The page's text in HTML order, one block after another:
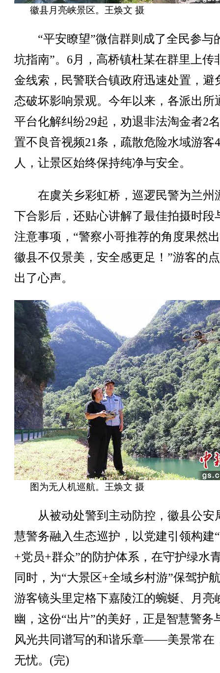
徽县月亮峡景区。王焕文 摄
“平安瞭望”微信群则成了全民参与
坑指南”。6月，高桥镇杜某在群里上传
金线索，民警联合镇政府迅速处置，避
态破坏影响景观。今年以来，各派出所
平台化解纠纷29起，劝退非法淘金者2
置不良音视频21条，疏散危险水域游客
人，让景区始终保持纯净与安全。
在虞关乡彩虹桥，巡逻民警为兰州
下合影后，还贴心讲解了最佳拍摄时段
注意事项，“警察小哥推荐的角度果然
徽县不仅景美，安全感更足！”游客的
出了心声。
图为无人机巡航。王焕文 摄
从被动处警到主动防控，徽县公安
慧警务融入生态巡护，以党建引领构建
+党员+群众”的防护体系，在守护绿水
同时，为“大景区+全域乡村游”保驾护
游客镜头里定格下嘉陵江的蜿蜒、月亮
幽，这份“出片”的美好，正是智慧警务
风光共同谱写的和谐乐章——美景常在
无忧。(完)